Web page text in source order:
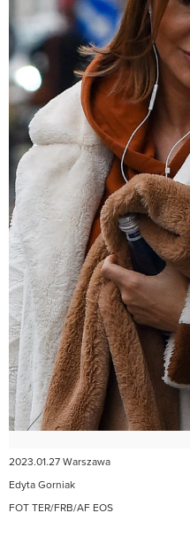
2023.01.27 Warszawa
Edyta Gorniak
FOT TER/FRB/AF EOS